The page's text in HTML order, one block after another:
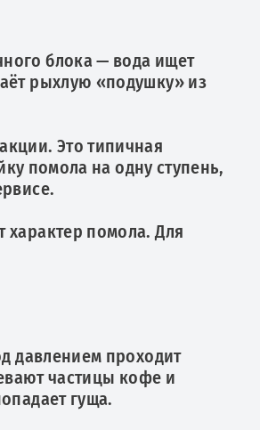
блока — вода ищет
рыхлую «подушку» из
Это типичная
помола на одну ступень,
помола. Для
давлением проходит
частицы кофе и
гуща.